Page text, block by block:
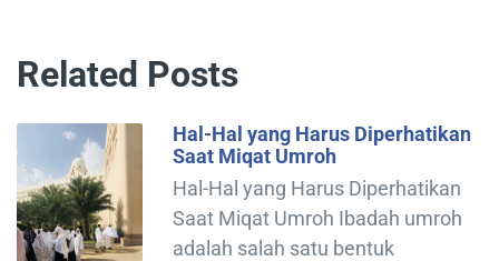
Related Posts
Hal-Hal yang Harus Diperhatikan
Saat Miqat Umroh
Hal-Hal yang Harus Diperhatikan
Saat Miqat Umroh Ibadah umroh
adalah salah satu bentuk